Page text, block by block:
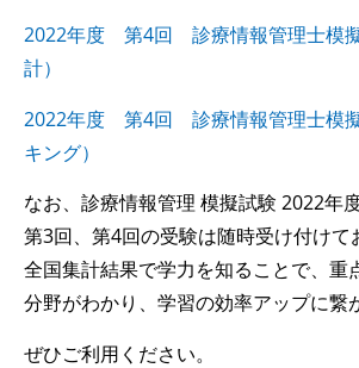
2022年度 第4回 診療情報管理士模
計）
2022年度 第4回 診療情報管理士模
キング）
なお、診療情報管理 模擬試験 2022年
第3回、第4回の受験は随時受け付けて
全国集計結果で学力を知ることで、重
分野がわかり、学習の効率アップに繋
ぜひご利用ください。